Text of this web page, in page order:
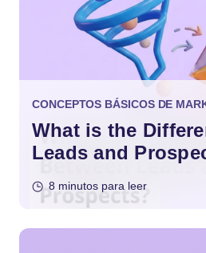
CONCEPTOS BÁSICOS DE
What is the
Leads and
8 minutos para leer